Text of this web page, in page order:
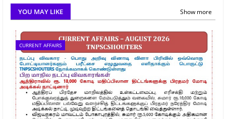
YOU MAY LIKE Show more
CURRENT AFFAIRS